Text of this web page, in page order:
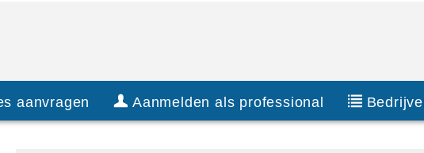
aanvragen Aanmelden als professional